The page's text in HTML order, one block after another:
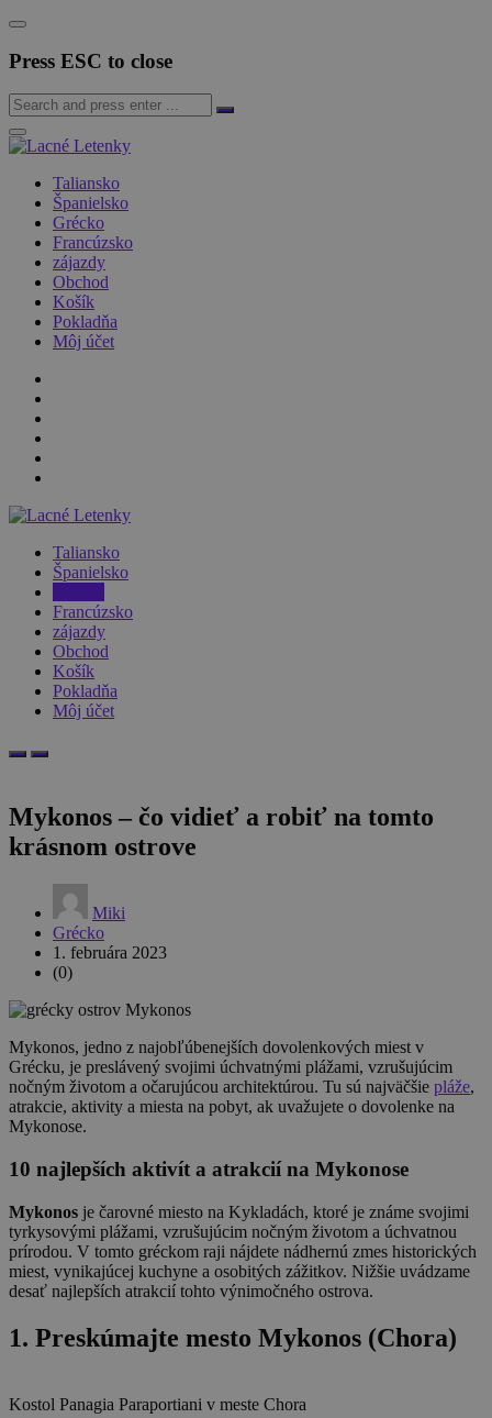
Press ESC to close
Taliansko
Španielsko
Grécko
Francúzsko
zájazdy
Obchod
Košík
Pokladňa
Môj účet
Taliansko
Španielsko
Francúzsko
zájazdy
Obchod
Košík
Pokladňa
Môj účet
Mykonos – čo vidieť a robiť na tomto
krásnom ostrove
Miki
Grécko
1. februára 2023
(0)
Mykonos, jedno z najobľúbenejších dovolenkových miest v
Grécku, je preslávený svojimi úchvatnými plážami, vzrušujúcim
nočným životom a očarujúcou architektúrou. Tu sú najväčšie pláže,
atrakcie, aktivity a miesta na pobyt, ak uvažujete o dovolenke na
Mykonose.
10 najlepších aktivít a atrakcií na Mykonose
Mykonos je čarovné miesto na Kykladách, ktoré je známe svojimi
tyrkysovými plážami, vzrušujúcim nočným životom a úchvatnou
prírodou. V tomto gréckom raji nájdete nádhernú zmes historických
miest, vynikajúcej kuchyne a osobitých zážitkov. Nižšie uvádzame
desať najlepších atrakcií tohto výnimočného ostrova.
1. Preskúmajte mesto Mykonos (Chora)
Kostol Panagia Paraportiani v meste Chora